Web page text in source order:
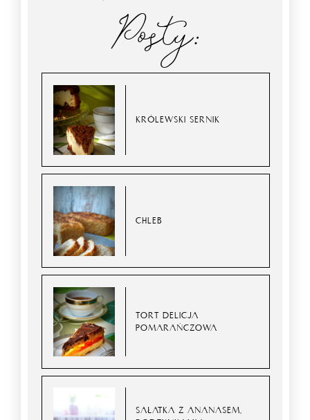
Posty:
KRÓLEWSKI SERNIK
CHLEB
TORT DELICJA
POMARAŃCZOWA
SAŁATKA Z ANANASEM,